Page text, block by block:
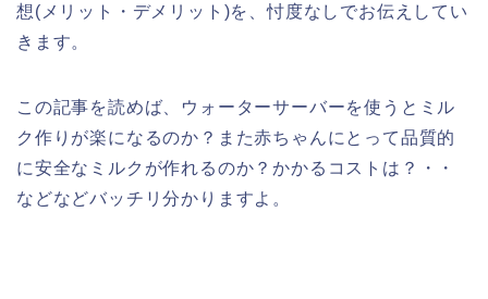
想(メリット・デメリット)を、忖度なしでお伝えしてい
きます。
この記事を読めば、ウォーターサーバーを使うとミル
ク作りが楽になるのか？また赤ちゃんにとって品質的
に安全なミルクが作れるのか？かかるコストは？・・
などなどバッチリ分かりますよ。